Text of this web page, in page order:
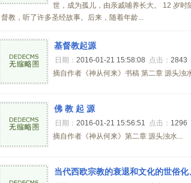
世，成为孤儿，由亲戚哺养长大。 12 岁
督教，听了许多圣经故事。后来，随着年龄...
基督教起源
日期： 2016-01-21 15:58:08 点击： 2843
摘自作者《神从何来》书稿 第二章 源头浊
佛 教 起 源
日期： 2016-01-21 15:56:51 点击： 1296
摘自作者《神从何来》第二章 源头浊水...
当代西欧宗教的衰退和文化的世俗化